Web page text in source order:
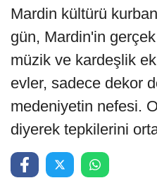
Mardin kültürü
gün, Mardin'in
müzik ve kardeşlik
evler, sadece dekor
medeniyetin nefesi.
diyerek tepkilerini